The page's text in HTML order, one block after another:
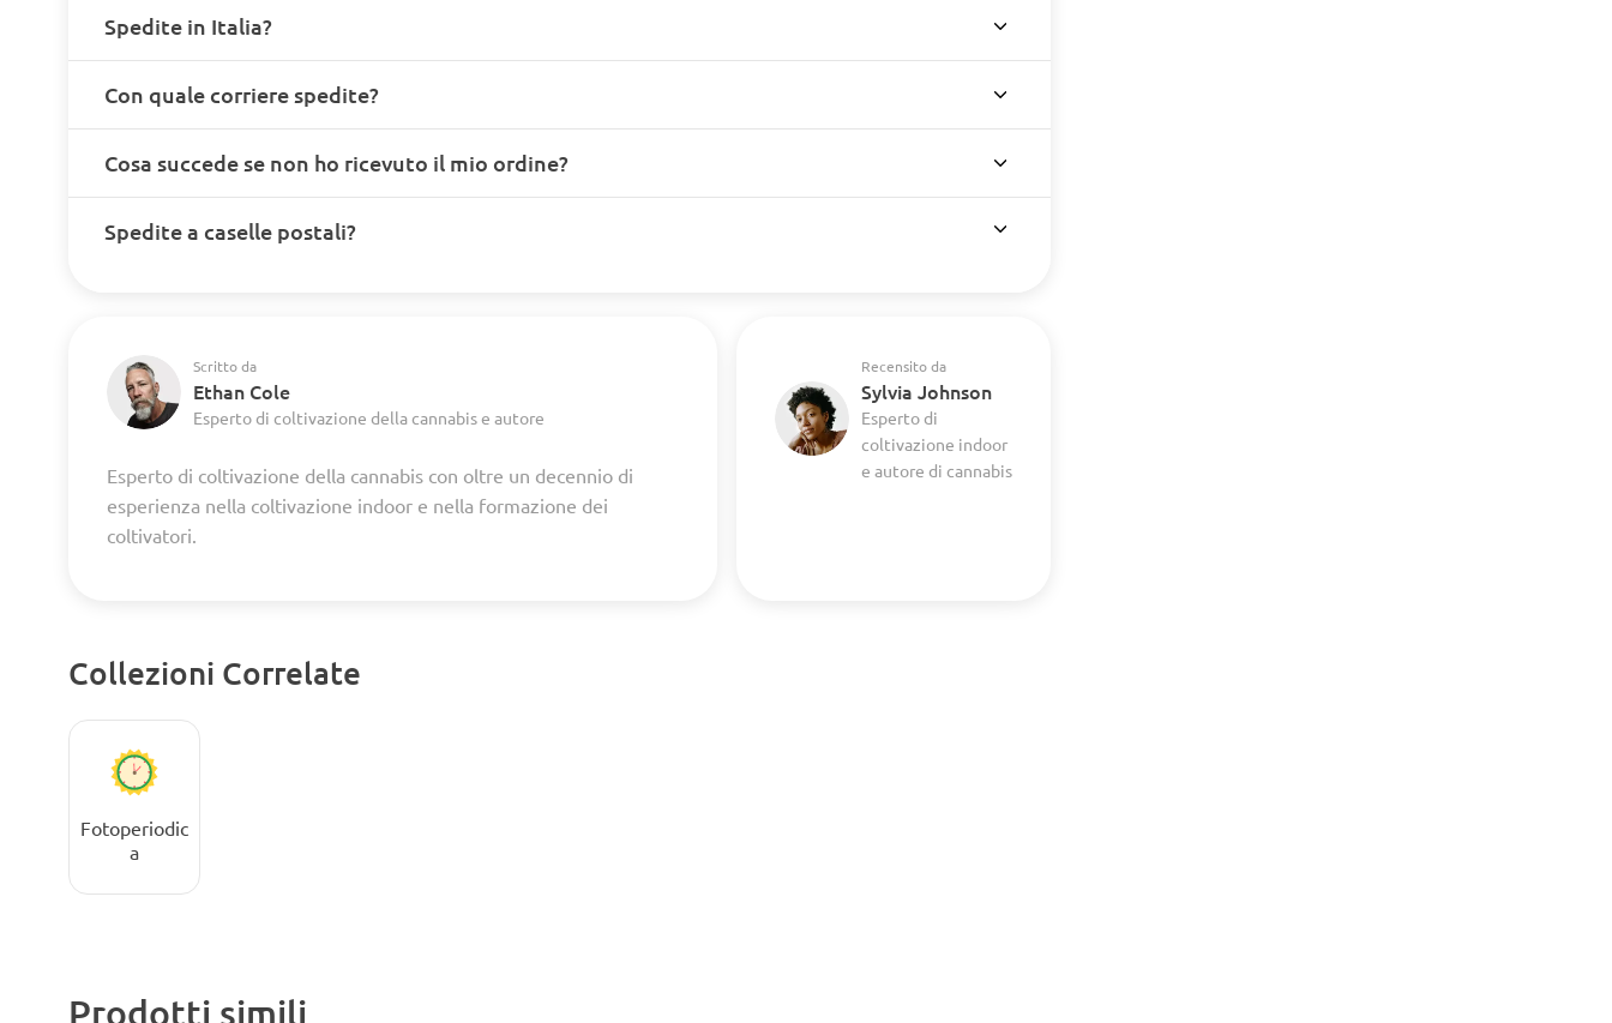
Spedite in Italia?
Con quale corriere spedite?
Cosa succede se non ho ricevuto il mio ordine?
Spedite a caselle postali?
Scritto da
Ethan Cole
Esperto di coltivazione della cannabis e autore
Esperto di coltivazione della cannabis con oltre un decennio di
esperienza nella coltivazione indoor e nella formazione dei
coltivatori.
Recensito da
Sylvia Johnson
Esperto di
coltivazione indoor
e autore di cannabis
Collezioni Correlate
Fotoperiodic
a
Prodotti simili